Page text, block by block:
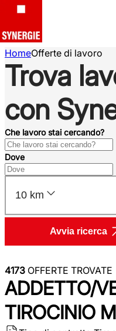
HomeOfferte di lavoro
Trova
con
Che lavoro stai cercando?
Dove
10 km
Avvia ricerca
4173 OFFERTE TROVATE
ADDETTO/
TIROCINIO